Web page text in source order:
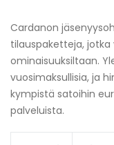
Cardanon
tilauspaketteja,
ominaisuuksiltaan.
vuosimaksullisia, ja
kympistä satoihin
palveluista.